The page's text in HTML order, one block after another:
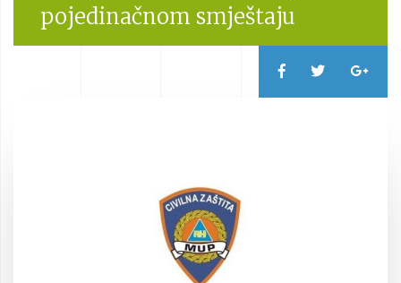
pojedinačnom smještaju